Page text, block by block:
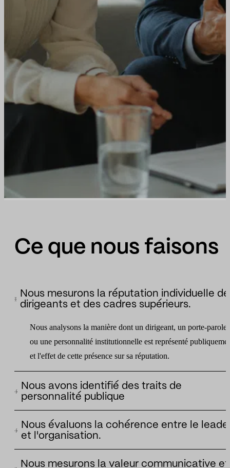
Ce que nous faisons
Nous mesurons la réputation individuelle
dirigeants et des cadres supérieurs.
Nous analysons la manière dont un dirigeant, un porte-parole
ou une personnalité institutionnelle est représenté
et l'effet de cette présence sur sa réputation.
Nous avons identifié des traits de
personnalité publique
Nous appliquons un modèle d'analyse basé sur des axes de
personnalité pour comprendre quels traits un leader projette et
comment ils sont interprétés par les médias, les réseaux et les
tiers.
Nous évaluons la cohérence entre le
et l'organisation.
Nous analysons si la figure du manager renforce, soutient ou
Nous mesurons la valeur communicative et